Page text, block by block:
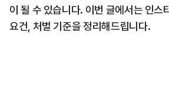
이 될 수 있습니다. 이번 글에서는 인스
요건, 처벌 기준을 정리해드립니다.